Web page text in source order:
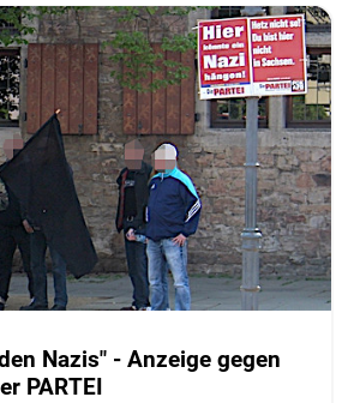
Nazis" - Anzeige gegen
PARTEI